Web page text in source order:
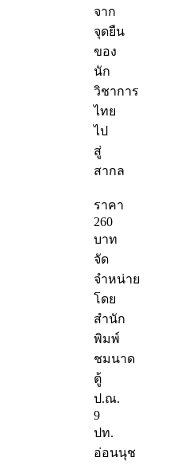
จาก
จุดยืน
ของ
นัก
วิชาการ
ไทย
ไป
สู่
สากล
ราคา
260
บาท
จัด
จำหน่าย
โดย
สำนัก
พิมพ์
ชมนาด
ตู้
ป.ณ.
9
ปท.
อ่อนนุช